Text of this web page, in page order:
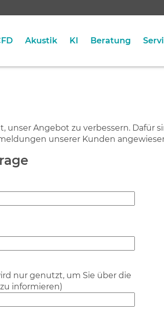
Akustik KI Beratung
unser Angebot zu verbessern. Dafür
unserer Kunden
nur genutzt, um Sie über die
informieren)